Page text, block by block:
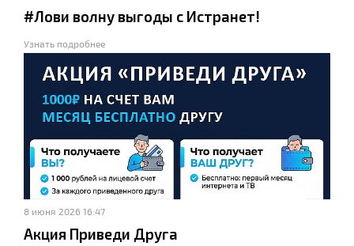
#Лови волну выгоды с Истранет!
Узнать подробнее
8 июня 2026 16:47
Акция Приведи Друга